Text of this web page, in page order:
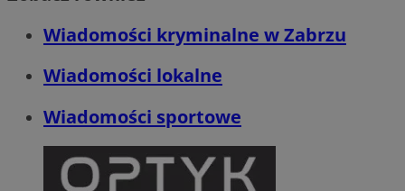
Wiadomości kryminalne w Zabrzu
Wiadomości lokalne
Wiadomości sportowe